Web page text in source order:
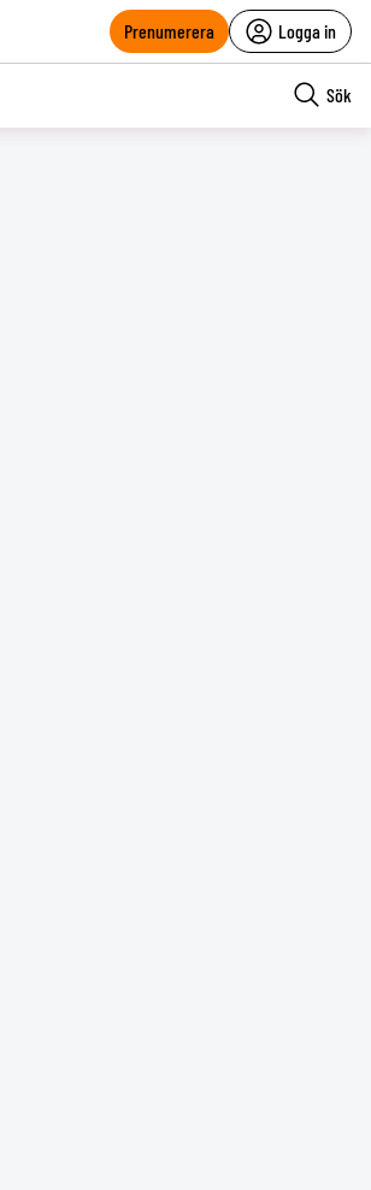
Prenumerera Logga in
Sök